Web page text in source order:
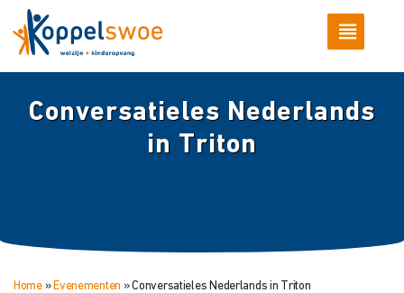
Conversatieles Nederlands
in Triton
Home» Evenementen »Conversatieles Nederlands in Triton